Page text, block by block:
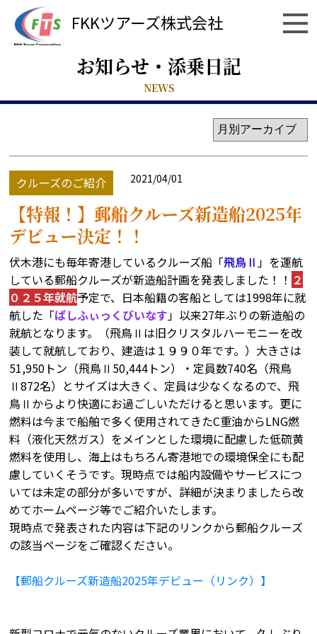
FKKツアーズ株式会社
お知らせ・添乗日記
NEWS
クルーズのご紹介 2021/04/01
【特報！】郵船クルーズ新造船2025年
デビュー決定！！
伏木港にも毎年寄港しているクルーズ船「飛鳥Ⅱ」を運航
している郵船クルーズが新造船計画を発表しました！！ ２
０２５年就航予定で、日本船籍の客船としては1998年に就
航した「ぱしふぃっくびいなす」以来27年ぶりの新造船の
就航となります。（飛鳥Ⅱは旧クリスタルハーモニーを改
装して就航しており、建造は１９９０年です。）大きさは
51,950トン（飛鳥Ⅱ50,444トン）・定員数740名（飛鳥
Ⅱ872名）とサイズは大きく、定員は少なくなるので、飛
鳥Ⅱからより快適にお過ごしいただけると思います。更に
燃料は今まで船舶で多く使用されてきたC重油からLNG燃
料（液化天然ガス）をメインとした環境に配慮した低硫黄
燃料を使用し、海上はもちろん寄港地での環境保全にも配
慮していくそうです。現時点では船内設備やサービスにつ
いては未定の部分が多いですが、詳細が決まりましたら改
めてホームページ等でご紹介いたします。
現時点で発表された内容は下記のリンクから郵船クルーズ
の該当ページをご確認ください。
【郵船クルーズ新造船2025年デビュー（リンク）】